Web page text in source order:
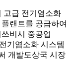
고급 전기염소화
랜트를 공급하여
비시 중공업
기염소화 시스템
개발도상국 시장